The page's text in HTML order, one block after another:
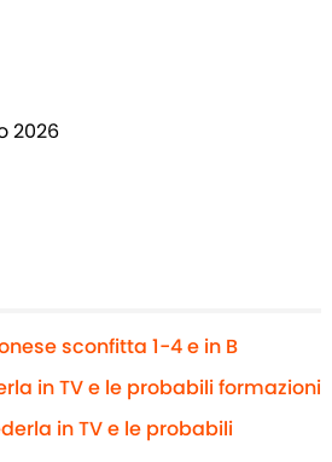
2026
sconfitta 1-4 e in B
in TV e le probabili formazioni
in TV e le probabili